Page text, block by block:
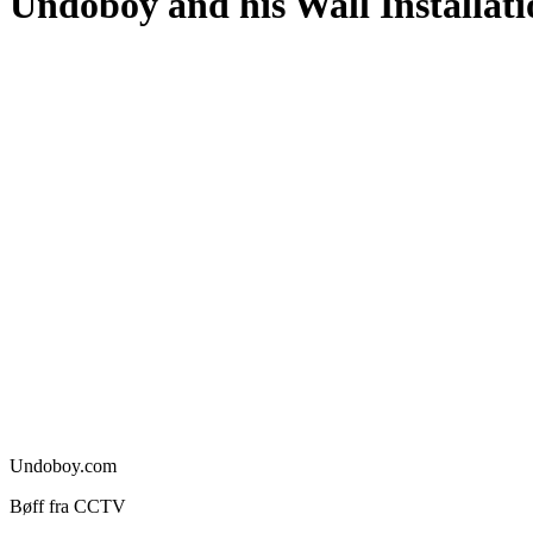
Undoboy.com
Bøff fra CCTV